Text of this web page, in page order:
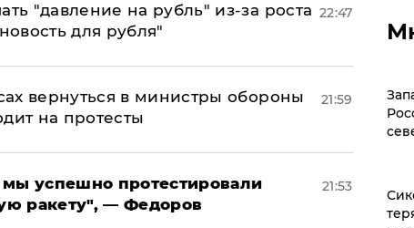
"давление на рубль" из-за роста
для рубля"
22:47
вернуться в министры обороны
на протесты
21:59
успешно протестировали
ракету", — Федоров
21:53